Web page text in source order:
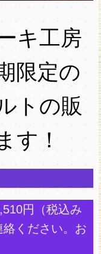
キ工房
限定の
トの販
す！
円（税込み
ください。お